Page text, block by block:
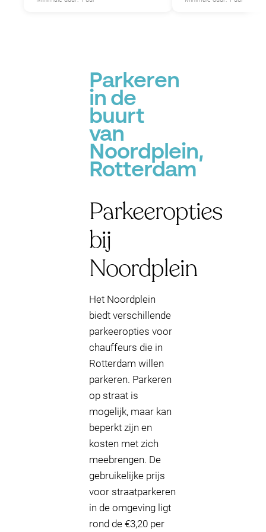
Parkeren
in de
buurt
van
Noordplein,
Rotterdam
Parkeeropties
bij
Noordplein
Het Noordplein
biedt verschillende
parkeeropties voor
chauffeurs die in
Rotterdam willen
parkeren. Parkeren
op straat is
mogelijk, maar kan
beperkt zijn en
kosten met zich
meebrengen. De
gebruikelijke prijs
voor straatparkeren
in de omgeving ligt
rond de €3,20 per